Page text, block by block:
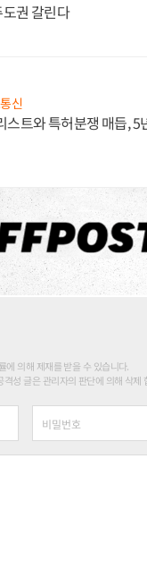
권 갈린다
신
스트와 특허분쟁 매듭,
에 의해 제재를 받을 수 있습니다.
성 글은 관리자의 판단에 의해 삭제